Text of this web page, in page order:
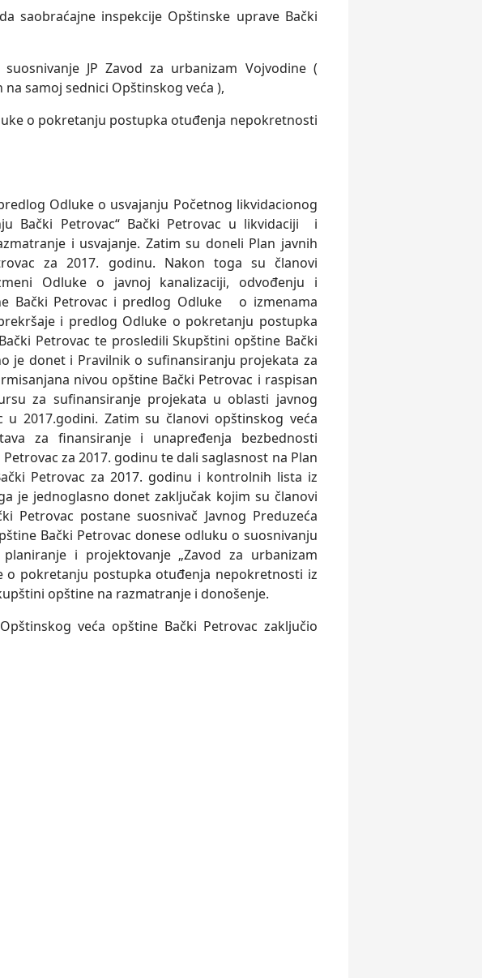
saobraćajne inspekcije Opštinske uprave Bački
JP Zavod za urbanizam Vojvodine (
samoj sednici Opštinskog veća ),
o pokretanju postupka otuđenja nepokretnosti
Odluke o usvajanju Početnog likvidacionog
Bački Petrovac“ Bački Petrovac u likvidaciji i
i usvajanje. Zatim su doneli Plan javnih
za 2017. godinu. Nakon toga su članovi
Odluke o javnoj kanalizaciji, odvođenju i
Bački Petrovac i predlog Odluke o izmenama
i predlog Odluke o pokretanju postupka
Petrovac te prosledili Skupštini opštine Bački
je donet i Pravilnik o sufinansiranju projekata za
nivou opštine Bački Petrovac i raspisan
za sufinansiranje projekata u oblasti javnog
2017.godini. Zatim su članovi opštinskog veća
za finansiranje i unapređenja bezbednosti
za 2017. godinu te dali saglasnost na Plan
Petrovac za 2017. godinu i kontrolnih lista iz
je jednoglasno donet zaključak kojim su članovi
Petrovac postane suosnivač Javnog Preduzeća
Bački Petrovac donese odluku o suosnivanju
i projektovanje „Zavod za urbanizam
o pokretanju postupka otuđenja nepokretnosti iz
opštine na razmatranje i donošenje.
veća opštine Bački Petrovac zaključio